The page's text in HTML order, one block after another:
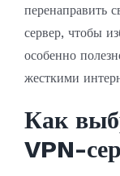
перенаправить
сервер, чтобы
особенно
жесткими
Как
VPN-